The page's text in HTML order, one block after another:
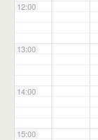
12:00
13:00
14:00
15:00